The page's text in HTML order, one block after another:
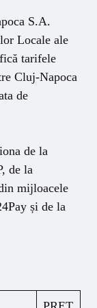
S.A.
Locale ale
tarifele
Cluj-Napoca
de
de la
de la
mijloacele
și de la